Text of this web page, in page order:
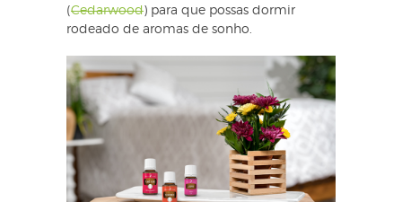
(Cedarwood) para que possas dormir
rodeado de aromas de sonho.